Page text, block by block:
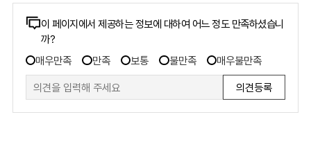
콘
츠
만
족
도
이 페이지에서 제공하는 정보에 대하여 어느 정도 만족하셨습니
까?
만
족
도
조
사
매우만족 만족 보통 불만족 매우불만족